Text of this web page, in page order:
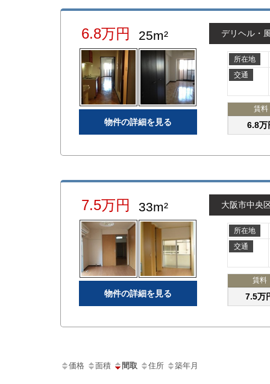
6.8万円 25m²
物件の詳細を見る
デリヘル・
所在地
交通
賃料
6.8万
7.5万円 33m²
物件の詳細を見る
大阪市中央
所在地
交通
賃料
7.5万
価格 面積 間取 住所 築年月